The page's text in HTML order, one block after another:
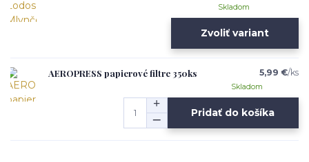
Skladom
Zvoliť variant
AEROPRESS papierové filtre 350ks 5,99 €/ks
Skladom
Pridať do košíka